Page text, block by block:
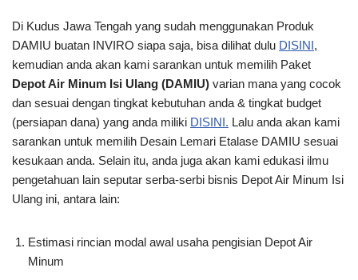
Di Kudus Jawa Tengah yang sudah menggunakan Produk
DAMIU buatan INVIRO siapa saja, bisa dilihat dulu DISINI,
kemudian anda akan kami sarankan untuk memilih Paket
Depot Air Minum Isi Ulang (DAMIU) varian mana yang cocok
dan sesuai dengan tingkat kebutuhan anda & tingkat budget
(persiapan dana) yang anda miliki DISINI. Lalu anda akan kami
sarankan untuk memilih Desain Lemari Etalase DAMIU sesuai
kesukaan anda. Selain itu, anda juga akan kami edukasi ilmu
pengetahuan lain seputar serba-serbi bisnis Depot Air Minum Isi
Ulang ini, antara lain:
Estimasi rincian modal awal usaha pengisian Depot Air
Minum